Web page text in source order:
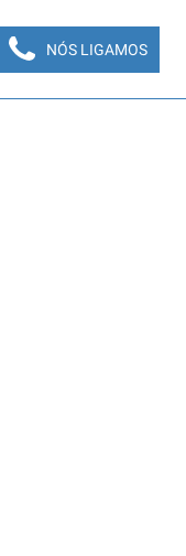
NÓS LIGAMOS